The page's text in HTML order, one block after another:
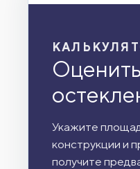
Укажите
конструкции и
получите